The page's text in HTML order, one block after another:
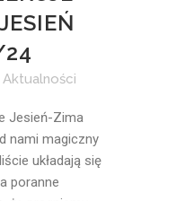
Aktualności
Jesień-Zima
nami magiczny
układają się
poranne